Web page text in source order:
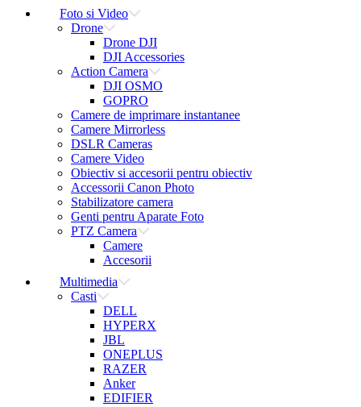
Foto si Video
Drone
Drone DJI
DJI Accessories
Action Camera
DJI OSMO
GOPRO
Camere de imprimare instantanee
Camere Mirrorless
DSLR Cameras
Camere Video
Obiectiv si accesorii pentru obiectiv
Accessorii Canon Photo
Stabilizatore camera
Genti pentru Aparate Foto
PTZ Camera
Camere
Accesorii
Multimedia
Casti
DELL
HYPERX
JBL
ONEPLUS
RAZER
Anker
EDIFIER